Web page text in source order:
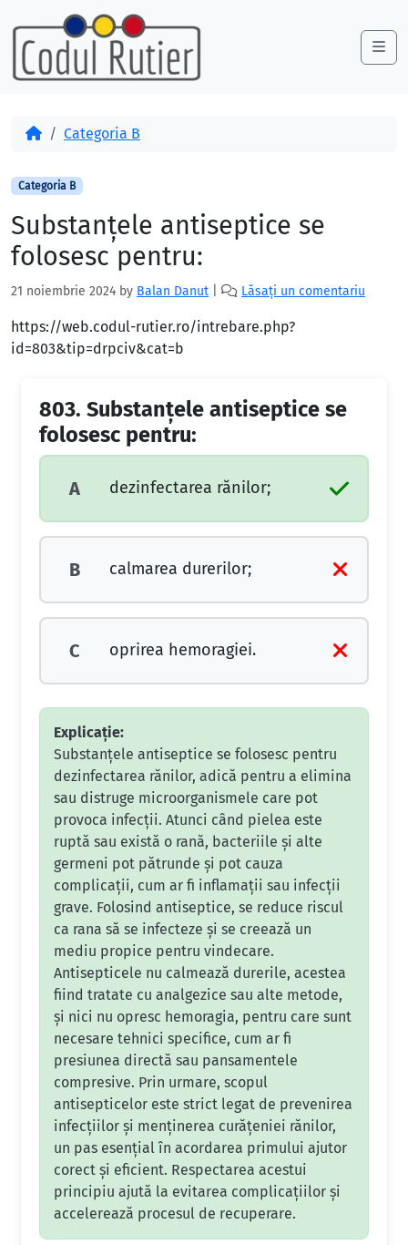
Skip to content
Skip to footer
AcasăCategoria B
Categoria B
Substanţele antiseptice se
folosesc pentru:
21 noiembrie 2024 by Balan Danut Lăsați un comentariu
https://web.codul-rutier.ro/intrebare.php?
id=803&tip=drpciv&cat=b
803. Substanţele antiseptice se
folosesc pentru:
A dezinfectarea rănilor;
B calmarea durerilor;
C oprirea hemoragiei.
Explicație:
Substanțele antiseptice se folosesc pentru
dezinfectarea rănilor, adică pentru a elimina
sau distruge microorganismele care pot
provoca infecții. Atunci când pielea este
ruptă sau există o rană, bacteriile și alte
germeni pot pătrunde și pot cauza
complicații, cum ar fi inflamații sau infecții
grave. Folosind antiseptice, se reduce riscul
ca rana să se infecteze și se creează un
mediu propice pentru vindecare.
Antisepticele nu calmează durerile, acestea
fiind tratate cu analgezice sau alte metode,
și nici nu opresc hemoragia, pentru care sunt
necesare tehnici specifice, cum ar fi
presiunea directă sau pansamentele
compresive. Prin urmare, scopul
antisepticelor este strict legat de prevenirea
infecțiilor și menținerea curățeniei rănilor,
un pas esențial în acordarea primului ajutor
corect și eficient. Respectarea acestui
principiu ajută la evitarea complicațiilor și
accelerează procesul de recuperare.